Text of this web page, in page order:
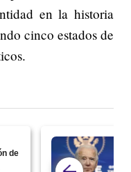
en la historia
cinco estados de
de